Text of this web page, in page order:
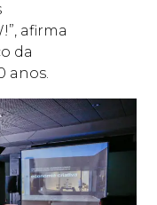
afirma
da
anos.